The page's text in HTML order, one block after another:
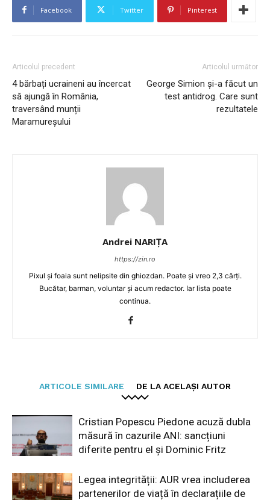
Facebook Twitter Pinterest
Articolul precedent
4 bărbați ucraineni au încercat
să ajungă în România,
traversând munții
Maramureșului
Articolul următor
George Simion și-a făcut un
test antidrog. Care sunt
rezultatele
Andrei NARIȚA
https://zin.ro
Pixul și foaia sunt nelipsite din ghiozdan. Poate și vreo 2,3 cărți.
Bucătar, barman, voluntar și acum redactor. Iar lista poate
continua.
ARTICOLE SIMILARE DE LA ACELAȘI AUTOR
Cristian Popescu Piedone acuză dubla
măsură în cazurile ANI: sancțiuni
diferite pentru el și Dominic Fritz
Legea integrității: AUR vrea includerea
partenerilor de viață în declarațiile de